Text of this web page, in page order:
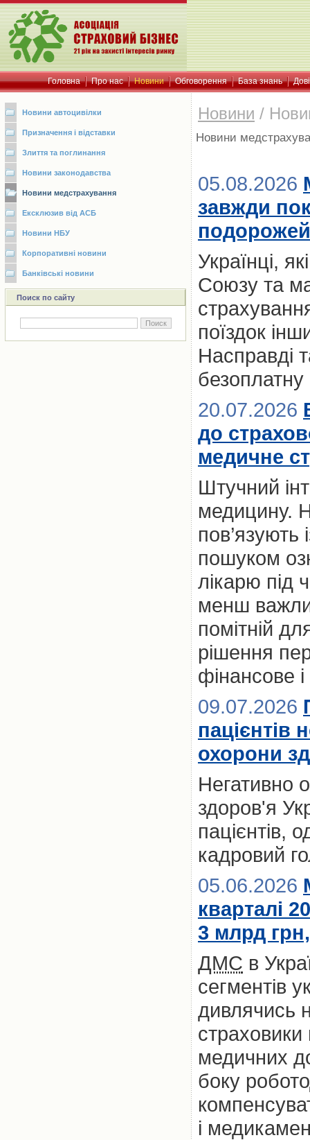
Головна Про нас Новини Обговорення База знань
Новини автоцивілки
Призначення і відставки
Злиття та поглинання
Новини законодавства
Новини медстрахування
Ексклюзив від АСБ
Новини НБУ
Корпоративні новини
Банківські новини
Поиск по сайту
Новини /
Новини
05.08.2026
завжди
Українці,
Союзу та
поїздок
Насправді
20.07.2026
до
медичне
Штучний
медицину.
пошуком
лікарю під
менш
помітній
рішення
фінансове
09.07.2026
пацієнтів
охорони
Негативно
здоров'я
пацієнтів,
кадровий
05.06.2026
кварталі
3 млрд
ДМС в
сегментів
дивлячись
медичних
боку
і